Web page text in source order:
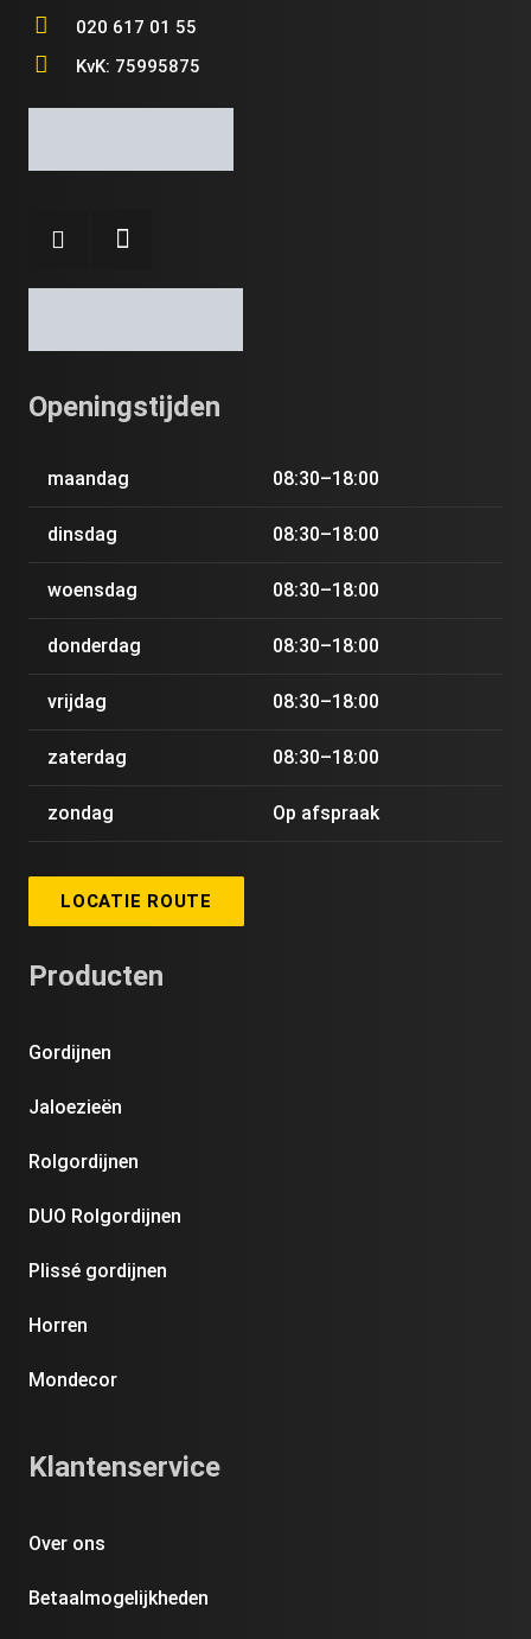
020 617 01 55
KvK: 75995875
Openingstijden
maandag 08:30–18:00
dinsdag 08:30–18:00
woensdag 08:30–18:00
donderdag 08:30–18:00
vrijdag 08:30–18:00
zaterdag 08:30–18:00
zondag Op afspraak
LOCATIE ROUTE
Producten
Gordijnen
Jaloezieën
Rolgordijnen
DUO Rolgordijnen
Plissé gordijnen
Horren
Mondecor
Klantenservice
Over ons
Betaalmogelijkheden